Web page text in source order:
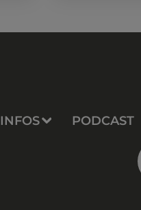
INFOS PODCAST